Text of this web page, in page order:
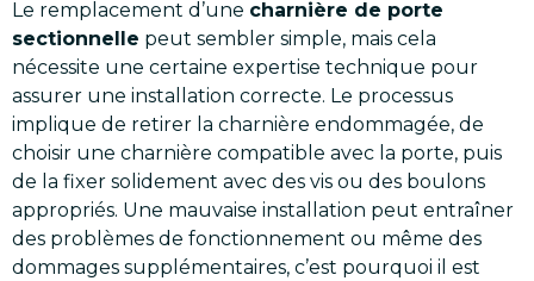
Le remplacement d’une charnière de porte
sectionnelle peut sembler simple, mais cela
nécessite une certaine expertise technique pour
assurer une installation correcte. Le processus
implique de retirer la charnière endommagée, de
choisir une charnière compatible avec la porte, puis
de la fixer solidement avec des vis ou des boulons
appropriés. Une mauvaise installation peut entraîner
des problèmes de fonctionnement ou même des
dommages supplémentaires, c’est pourquoi il est